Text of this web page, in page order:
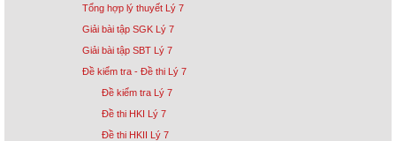
Tổng hợp lý thuyết Lý 7
Giải bài tập SGK Lý 7
Giải bài tập SBT Lý 7
Đề kiểm tra - Đề thi Lý 7
Đề kiểm tra Lý 7
Đề thi HKI Lý 7
Đề thi HKII Lý 7